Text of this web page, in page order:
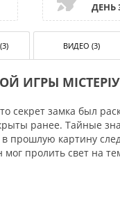
ДЕНЬ
ВИДЕО (3)
ИГРЫ
секрет замка был
ранее. Тайные
прошлую картину
мог пролить свет на